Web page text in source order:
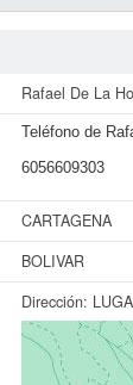
Rafael De La
Teléfono de
6056609303
CARTAGENA
BOLIVAR
Dirección: